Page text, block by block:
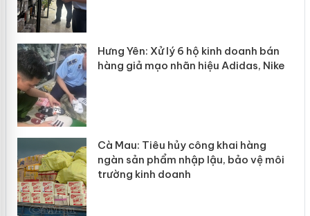
Hưng Yên: Xử lý 6 hộ kinh doanh bán
hàng giả mạo nhãn hiệu Adidas, Nike
Cà Mau: Tiêu hủy công khai hàng
ngàn sản phẩm nhập lậu, bảo vệ môi
trường kinh doanh